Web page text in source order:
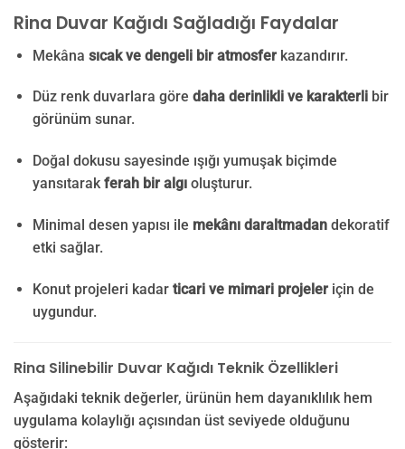
Rina Duvar Kağıdı Sağladığı Faydalar
Mekâna sıcak ve dengeli bir atmosferkazandırır.
Düz renk duvarlara göre daha derinlikli ve karakterlibir
görünüm sunar.
Doğal dokusu sayesinde ışığı yumuşak biçimde
yansıtarakferah bir algıoluşturur.
Minimal desen yapısı ile mekânı daraltmadandekoratif
etki sağlar.
Konut projeleri kadar ticari ve mimari projeleriçin de
uygundur.
Rina Silinebilir Duvar Kağıdı Teknik Özellikleri
Aşağıdaki teknik değerler, ürünün hem dayanıklılık hem
uygulama kolaylığı açısından üst seviyede olduğunu
gösterir: